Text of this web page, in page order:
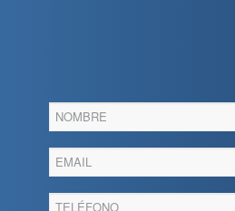
Agenda
tu
asesoria